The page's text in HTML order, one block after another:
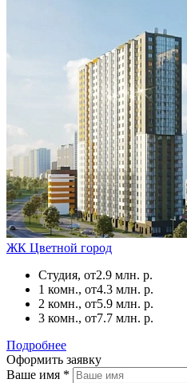
ЖК Цветной город
Студия, от2.9 млн. р.
1 комн., от4.3 млн. р.
2 комн., от5.9 млн. р.
3 комн., от7.7 млн. р.
Подробнее
Оформить заявку
Ваше имя *